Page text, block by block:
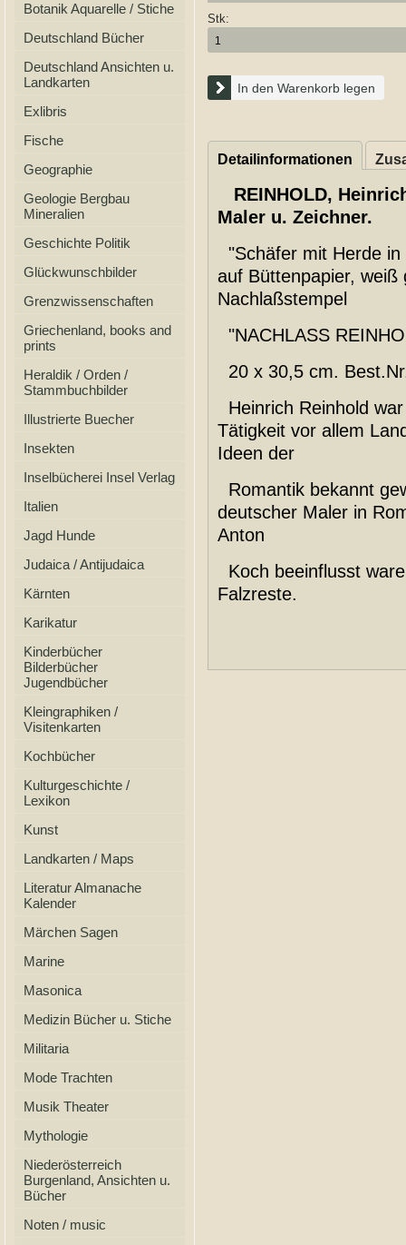
Botanik Aquarelle / Stiche
Deutschland Bücher
Deutschland Ansichten u.
Landkarten
Exlibris
Fische
Geographie
Geologie Bergbau
Mineralien
Geschichte Politik
Glückwunschbilder
Grenzwissenschaften
Griechenland, books and
prints
Heraldik / Orden /
Stammbuchbilder
Illustrierte Buecher
Insekten
Inselbücherei Insel Verlag
Italien
Jagd Hunde
Judaica / Antijudaica
Kärnten
Karikatur
Kinderbücher
Bilderbücher
Jugendbücher
Kleingraphiken /
Visitenkarten
Kochbücher
Kulturgeschichte /
Lexikon
Kunst
Landkarten / Maps
Literatur Almanache
Kalender
Märchen Sagen
Marine
Masonica
Medizin Bücher u. Stiche
Militaria
Mode Trachten
Musik Theater
Mythologie
Niederösterreich
Burgenland, Ansichten u.
Bücher
Noten / music
Stk:
In den Warenkorb legen
Detailinformationen
REINHOLD,
Maler u. Zeichner.
"Schäfer mit Herde
auf Büttenpapier, weiß
Nachlaßstempel
"NACHLASS
20 x 30,5 cm.
Heinrich Reinhold
Tätigkeit vor allem
Ideen der
Romantik bekannt
deutscher Maler in
Anton
Koch beeinflusst
Falzreste.